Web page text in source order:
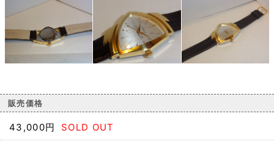
販売価格
43,000円 SOLD OUT